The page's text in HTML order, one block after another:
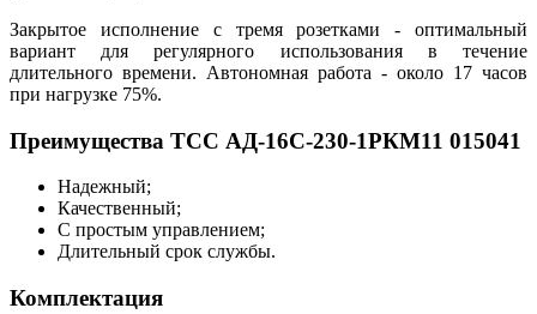
Закрытое исполнение с тремя розетками - оптимальный
вариант для регулярного использования в течение
длительного времени. Автономная работа - около 17 часов
при нагрузке 75%.
Преимущества ТСС АД-16С-230-1РКМ11 015041
Надежный;
Качественный;
С простым управлением;
Длительный срок службы.
Комплектация